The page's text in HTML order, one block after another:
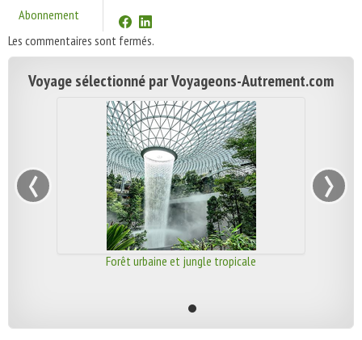
Abonnement
Les commentaires sont fermés.
Voyage sélectionné par Voyageons-Autrement.com
Forêt urbaine et jungle tropicale
‹ ›